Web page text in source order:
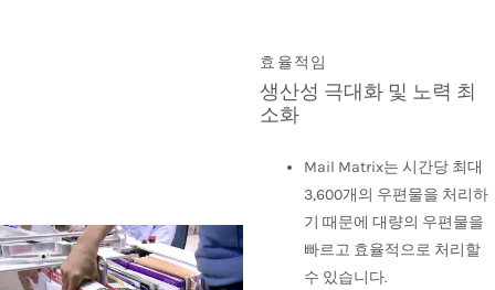
효율적임
생산성 극대화 및 노력 최
소화
Mail Matrix는 시간당 최대
3,600개의 우편물을 처리하
기 때문에 대량의 우편물을
빠르고 효율적으로 처리할
수 있습니다.